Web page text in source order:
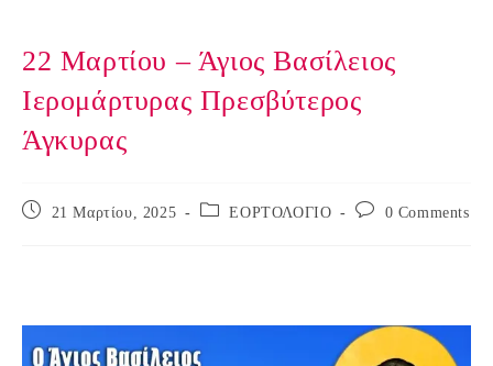
22 Μαρτίου – Άγιος Βασίλειος
Ιερομάρτυρας Πρεσβύτερος
Άγκυρας
Post
21 Μαρτίου, 2025
Post ΕΟΡΤΟΛΟΓΙΟ
Post
0 Comments